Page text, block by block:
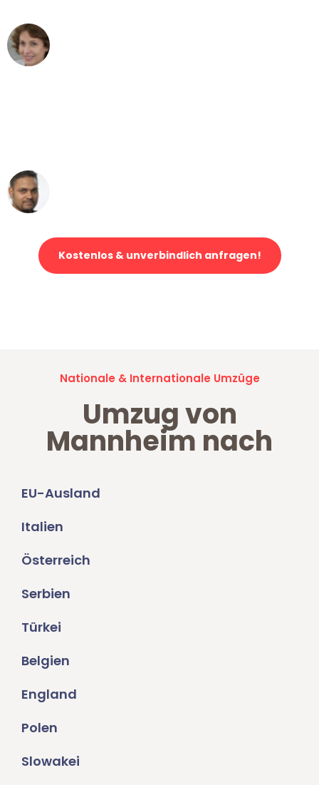
Kostenlos & unverbindlich anfragen!
Nationale & Internationale Umzüge
Umzug von
Mannheim nach
EU-Ausland
Italien
Österreich
Serbien
Türkei
Belgien
England
Polen
Slowakei